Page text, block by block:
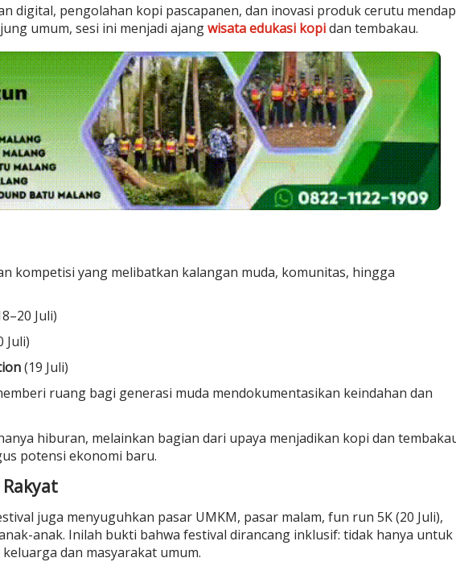
digital, pengolahan kopi pascapanen, dan inovasi produk cerutu
umum, sesi ini menjadi ajangwisata edukasi kopidan tembakau.
kompetisi yang melibatkan kalangan muda, komunitas, hingga
Juli)
Juli)
(19 Juli)
ruang bagi generasi muda mendokumentasikan keindahan dan
hiburan, melainkan bagian dari upaya menjadikan kopi dan
potensi ekonomi baru.
juga menyuguhkan pasar UMKM, pasar malam, fun run 5K (20 Juli),
anak. Inilah bukti bahwa festival dirancang inklusif: tidak hanya untuk
dan masyarakat umum.